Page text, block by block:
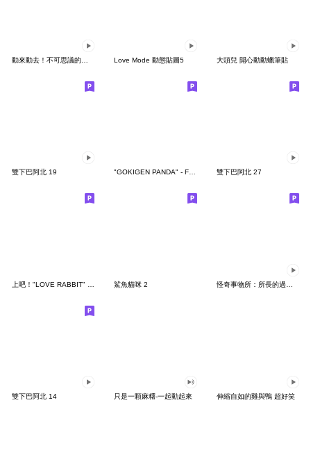
Love Mode 動態貼圖5 大頭兒 開心動動蠟筆貼
雙下巴阿北 19 "GOKIGEN PANDA" - Feeling / global 雙下巴阿北 27
鯊魚貓咪 2
雙下巴阿北 14 只是一顆麻糬-一起動起來 伸縮自如的雞與鴨 超好笑